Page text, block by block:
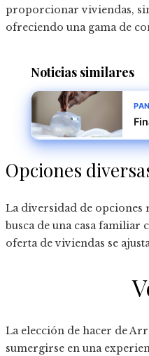
proporcionar viviendas,
ofreciendo una gama de
Noticias similares
Opciones
La diversidad de opciones
busca de una casa
oferta de viviendas se
La elección de hacer de
sumergirse en una